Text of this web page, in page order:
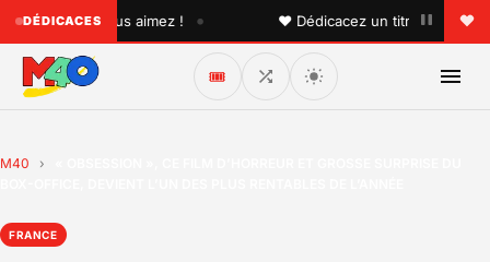
DÉDICACES
que vous aimez ! • ♥ Dédicacez un titre à vos
🎟️
M40 ›
FRANCE